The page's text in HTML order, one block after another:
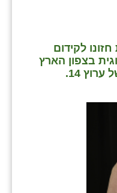
לקידום
בצפון הארץ
14.